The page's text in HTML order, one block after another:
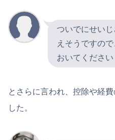
ついでにせい
えそうですの
おいてください
とさらに言われ、控除や経
した。